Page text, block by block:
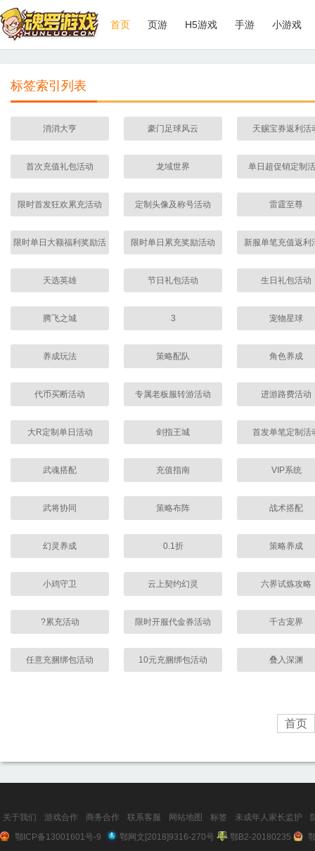
首页 页游 H5游戏 手游 小游戏
标签索引列表
消消大亨 豪门足球风云 天赐宝券返利活
首次充值礼包活动 龙域世界 单日超促销定制
限时首发狂欢累充活动 定制头像及称号活动 雷霆至尊
限时单日大额福利奖励活
动
限时单日累充奖励活动 新服单笔充值返利
天选英雄 节日礼包活动 生日礼包活动
腾飞之城 3 宠物星球
养成玩法 策略配队 角色养成
代币买断活动 专属老板服转游活动 进游路费活动
大R定制单日活动 剑指王城 首发单笔定制活
武魂搭配 充值指南 VIP系统
武将协同 策略布阵 战术搭配
幻灵养成 0.1折 策略养成
小鸡守卫 云上契约幻灵 六界试炼攻略
?累充活动 限时开服代金券活动 千古宠界
任意充捆绑包活动 10元充捆绑包活动 叠入深渊
首页
关于我们 游戏合作 商务合作 联系客服 网站地图 标签 未成年人家长监护
鄂ICP备13001601号-9
鄂网文[2018]9316-270号 鄂B2-20180235